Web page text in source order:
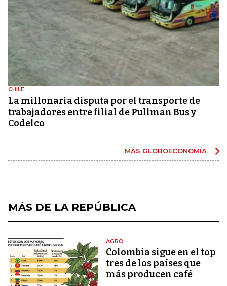
CHILE
La millonaria disputa por el transporte de
trabajadores entre filial de Pullman Bus y
Codelco
MÁS GLOBOECONOMÍA
MÁS DE LA REPÚBLICA
AGRO
Colombia sigue en el top
tres de los países que
más producen café